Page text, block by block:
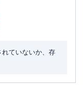
ていないか、存